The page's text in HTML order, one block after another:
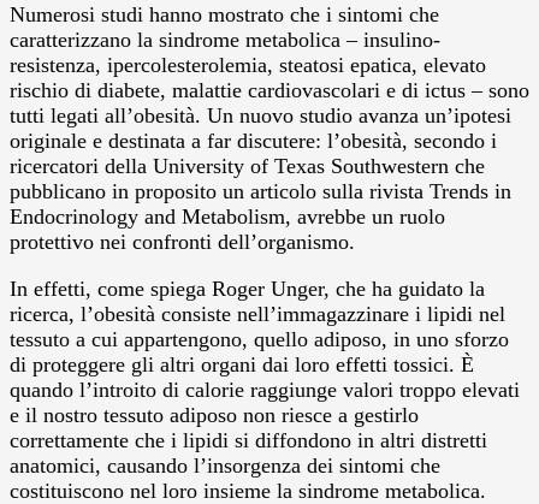
Numerosi studi hanno mostrato che i sintomi che
caratterizzano la sindrome metabolica – insulino-
resistenza, ipercolesterolemia, steatosi epatica, elevato
rischio di diabete, malattie cardiovascolari e di ictus – sono
tutti legati all’obesità. Un nuovo studio avanza un’ipotesi
originale e destinata a far discutere: l’obesità, secondo i
ricercatori della University of Texas Southwestern che
pubblicano in proposito un articolo sulla rivista Trends in
Endocrinology and Metabolism, avrebbe un ruolo
protettivo nei confronti dell’organismo.
In effetti, come spiega Roger Unger, che ha guidato la
ricerca, l’obesità consiste nell’immagazzinare i lipidi nel
tessuto a cui appartengono, quello adiposo, in uno sforzo
di proteggere gli altri organi dai loro effetti tossici. È
quando l’introito di calorie raggiunge valori troppo elevati
e il nostro tessuto adiposo non riesce a gestirlo
correttamente che i lipidi si diffondono in altri distretti
anatomici, causando l’insorgenza dei sintomi che
costituiscono nel loro insieme la sindrome metabolica.